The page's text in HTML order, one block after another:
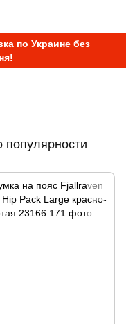
по Украине без
популярности